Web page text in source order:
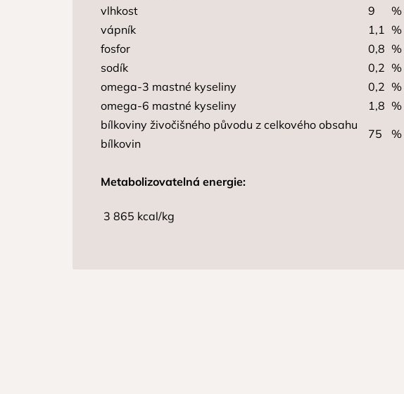
vlhkost
9
%
vápník
1,1 %
fosfor
0,8 %
sodík
0,2 %
omega-3 mastné kyseliny
0,2 %
omega-6 mastné kyseliny
1,8 %
bílkoviny živočišného původu z celkového obsahu
bílkovin
75 %
Metabolizovatelná energie:
3 865 kcal/kg